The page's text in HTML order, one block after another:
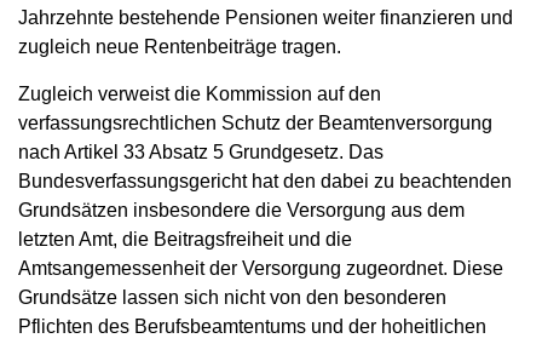
Jahrzehnte bestehende Pensionen weiter finanzieren und
zugleich neue Rentenbeiträge tragen.
Zugleich verweist die Kommission auf den
verfassungsrechtlichen Schutz der Beamtenversorgung
nach Artikel 33 Absatz 5 Grundgesetz. Das
Bundesverfassungsgericht hat den dabei zu beachtenden
Grundsätzen insbesondere die Versorgung aus dem
letzten Amt, die Beitragsfreiheit und die
Amtsangemessenheit der Versorgung zugeordnet. Diese
Grundsätze lassen sich nicht von den besonderen
Pflichten des Berufsbeamtentums und der hoheitlichen